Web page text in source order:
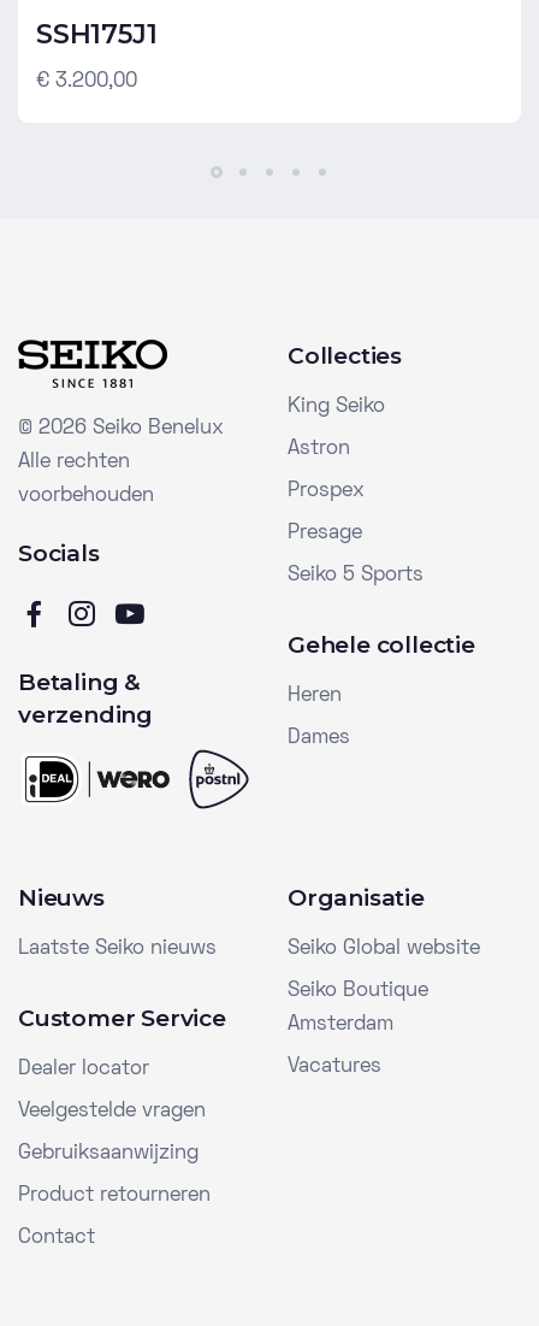
SSH175J1
€ 3.200,00
© 2026 Seiko Benelux
Alle rechten
voorbehouden
Socials
Betaling &
verzending
Collecties
King Seiko
Astron
Prospex
Presage
Seiko 5 Sports
Gehele collectie
Heren
Dames
Nieuws
Laatste Seiko nieuws
Customer Service
Dealer locator
Veelgestelde vragen
Gebruiksaanwijzing
Product retourneren
Contact
Organisatie
Seiko Global website
Seiko Boutique
Amsterdam
Vacatures